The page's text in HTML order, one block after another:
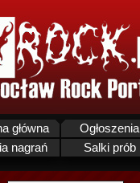
główna Ogłoszenia
nagrań
Salki prób